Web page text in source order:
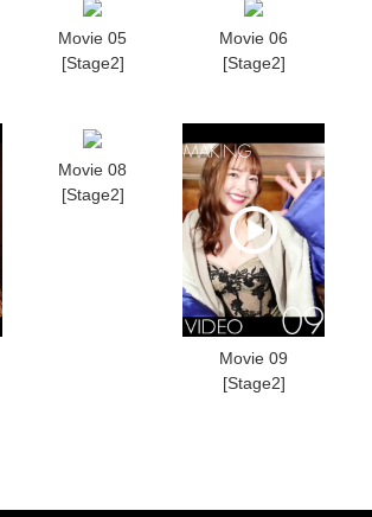
Movie 05
[Stage2]
Movie 06
[Stage2]
Movie 08
[Stage2]
Movie 09
[Stage2]